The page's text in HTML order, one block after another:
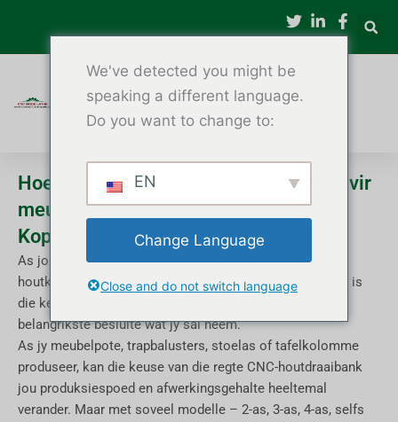
na
Hoe om die beste CNC-houtdraaibank vir
meubelproduksie te kies (2025
Kopersgids)
As jou besigheid stoelpote, tafelpote, trapbalusters,
houtkolomme of pasgemaakte houtprodukte produseer, is
die keuse van die regte CNC-houtdraaibank een van die
belangrikste besluite wat jy sal neem.
As jy meubelpote, trapbalusters, stoelas of tafelkolomme
produseer, kan die keuse van die regte CNC-houtdraaibank
jou produksiespoed en afwerkingsgehalte heeltemal
verander. Maar met soveel modelle – 2-as, 3-as, 4-as, selfs
We've detected you might be
speaking a different language.
Do you want to change to:
EN
Change Language
Close and do not switch language